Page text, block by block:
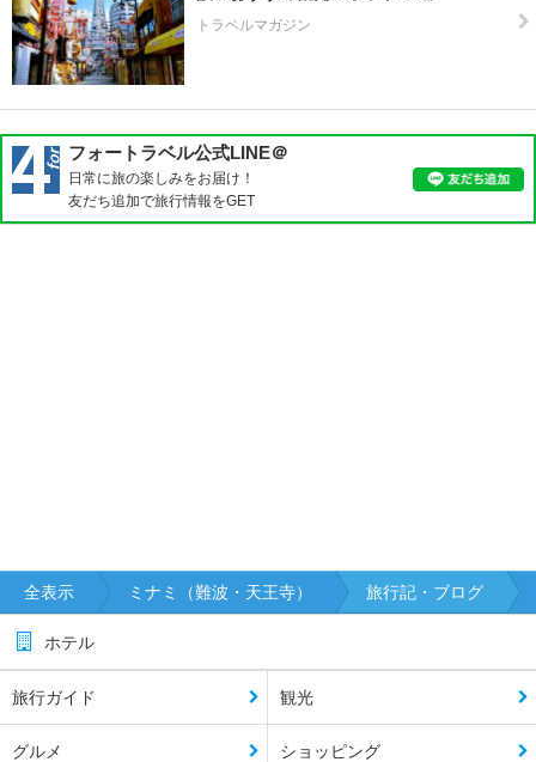
トラベルマガジン
フォートラベル公式LINE＠
日常に旅の楽しみをお届け！
友だち追加で旅行情報をGET
全表示 ミナミ（難波・天王寺） 旅行記・ブログ
ホテル
旅行ガイド 観光
グルメ ショッピング